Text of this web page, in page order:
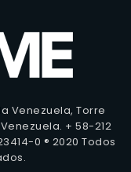
Venezuela, Torre
+ 58-212
0 ® 2020 Todos